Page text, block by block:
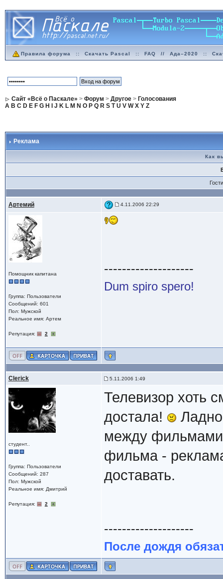
Правила форума :: Скачать Pascal :: FAQ // Ада–2020 ::
Сайт «Всё о Паскале» > Форум > Другое> Голосования
A B C D E F G H J K L M N O P Q R S T U V W X Y Z
Реклама
Как
Артемий 4.11.2006 22:29
Помощник капитана
Группа: Пользователи
Сообщений: 601
Пол: Мужской
Реальное имя: Артем
Репутация: 2
--------------------
Dum spiro spero!
Clerick 5.11.2006 1:49
студент..
Группа: Пользователи
Сообщений: 287
Пол: Мужской
Реальное имя: Дмитрий
Репутация: 2
Телевизор хоть
достала!
между
фильма -
доставать.
--------------------
После дождя